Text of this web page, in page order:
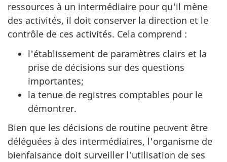
ressources à un intermédiaire pour qu'il mène
des activités, il doit conserver la direction et le
contrôle de ces activités. Cela comprend :
l'établissement de paramètres clairs et la
prise de décisions sur des questions
importantes;
la tenue de registres comptables pour le
démontrer.
Bien que les décisions de routine peuvent être
déléguées à des intermédiaires, l'organisme de
bienfaisance doit surveiller l'utilisation de ses